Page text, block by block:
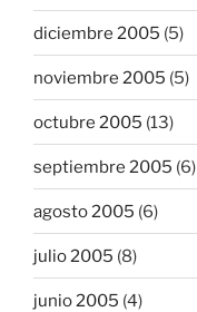
diciembre 2005 (5)
noviembre 2005 (5)
octubre 2005 (13)
septiembre 2005 (6)
agosto 2005 (6)
julio 2005 (8)
junio 2005 (4)